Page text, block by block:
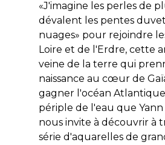
«J'imagine les perles de
dévalent les pentes
nuages» pour rejoindre
Loire et de l'Erdre, cette
veine de la terre qui
naissance au cœur de
gagner l'océan
périple de l'eau que Yann
nous invite à découvrir à
série d'aquarelles de